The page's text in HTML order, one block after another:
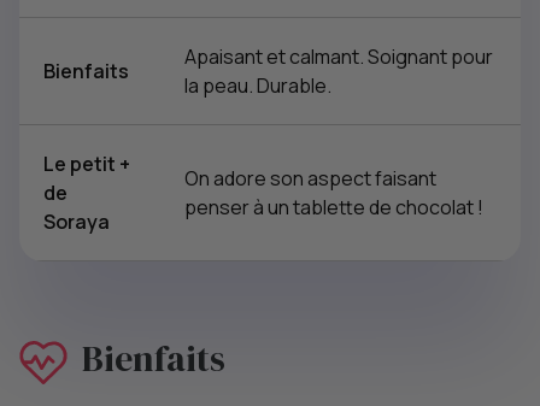
Bienfaits
Apaisant et calmant. Soignant pour
la peau. Durable.
Le petit +
de
Soraya
On adore son aspect faisant
penser à un tablette de chocolat !
Bienfaits